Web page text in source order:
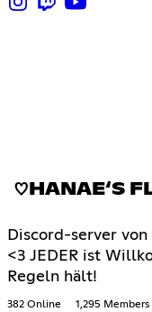
♡HANAE‘S
Discord-server
<3 JEDER ist
Regeln hält!
382 Online 1,295 Members